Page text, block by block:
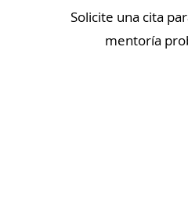
Solicite una cita
mentoría